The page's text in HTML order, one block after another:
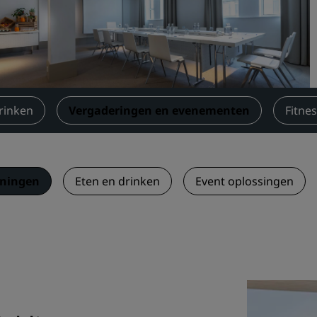
Boek een vergaderruimte
Een offerte aanvragen
Evenementbestemmingen
Branche-oplossingen
Vluchten zoeken
Dineren
Radisson Hotels-app
Vergaderingen en evenementen
Eten en drinken Event oplossingen